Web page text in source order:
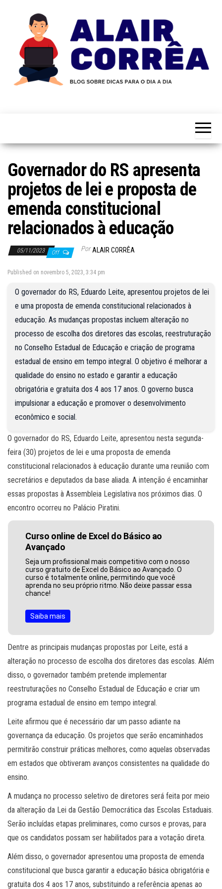
content
Corrêa
Educação e
Governador do RS apresenta
projetos de lei e proposta de
emenda constitucional
relacionados à educação
05/11/2023 Off Por ALAIR CORRÊA
Published on novembro 5, 2023, 3:34 pm
O governador do RS, Eduardo Leite, apresentou projetos de lei
e uma proposta de emenda constitucional relacionados à
educação. As mudanças propostas incluem alteração no
processo de escolha dos diretores das escolas, reestruturação
no Conselho Estadual de Educação e criação de programa
estadual de ensino em tempo integral. O objetivo é melhorar a
qualidade do ensino no estado e garantir a educação
obrigatória e gratuita dos 4 aos 17 anos. O governo busca
impulsionar a educação e promover o desenvolvimento
econômico e social.
O governador do RS, Eduardo Leite, apresentou nesta segunda-
feira (30) projetos de lei e uma proposta de emenda
constitucional relacionados à educação durante uma reunião com
secretários e deputados da base aliada. A intenção é encaminhar
essas propostas à Assembleia Legislativa nos próximos dias. O
encontro ocorreu no Palácio Piratini.
Curso online de Excel do Básico ao
Avançado
Seja um profissional mais competitivo com o nosso
curso gratuito de Excel do Básico ao Avançado. O
curso é totalmente online, permitindo que você
aprenda no seu próprio ritmo. Não deixe passar essa
chance!
Saiba mais
Dentre as principais mudanças propostas por Leite, está a
alteração no processo de escolha dos diretores das escolas. Além
disso, o governador também pretende implementar
reestruturações no Conselho Estadual de Educação e criar um
programa estadual de ensino em tempo integral.
Leite afirmou que é necessário dar um passo adiante na
governança da educação. Os projetos que serão encaminhados
permitirão construir práticas melhores, como aquelas observadas
em estados que obtiveram avanços consistentes na qualidade do
ensino.
A mudança no processo seletivo de diretores será feita por meio
da alteração da Lei da Gestão Democrática das Escolas Estaduais.
Serão incluídas etapas preliminares, como cursos e provas, para
que os candidatos possam ser habilitados para a votação direta.
Além disso, o governador apresentou uma proposta de emenda
constitucional que busca garantir a educação básica obrigatória e
gratuita dos 4 aos 17 anos, substituindo a referência apenas ao